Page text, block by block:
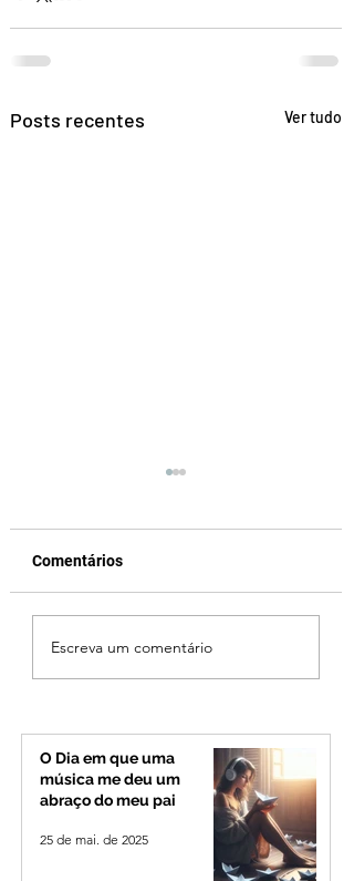
Posts recentes Ver tudo
Ciclone bomba no Sul
deve provocar rajadas
de vento e calor
Alto Paranaíba
Comentários
Escreva um comentário
O Dia em que uma
música me deu um
abraço do meu pai
25 de mai. de 2025